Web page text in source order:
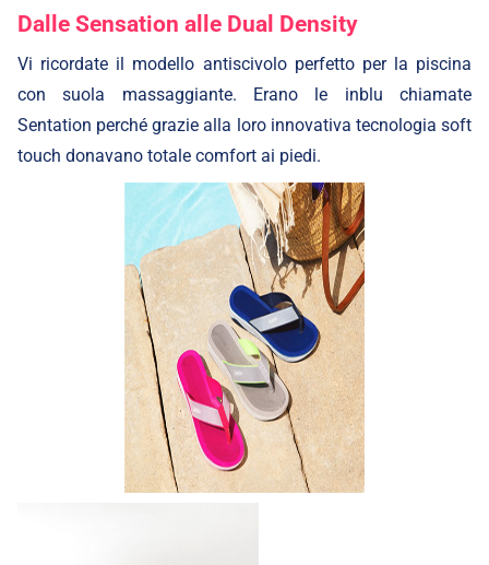
Dalle Sensation alle Dual Density
Vi ricordate il modello antiscivolo perfetto per la piscina
con suola massaggiante. Erano le inblu chiamate
Sentation perché grazie alla loro innovativa tecnologia soft
touch donavano totale comfort ai piedi.